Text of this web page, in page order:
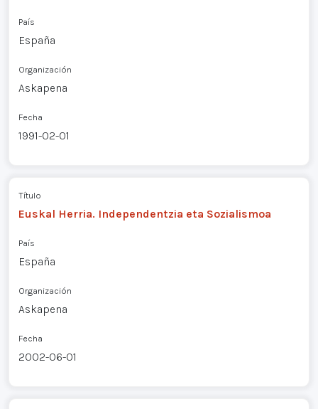
País
España
Organización
Askapena
Fecha
1991-02-01
Título
Euskal Herria. Independentzia eta Sozialismoa
País
España
Organización
Askapena
Fecha
2002-06-01